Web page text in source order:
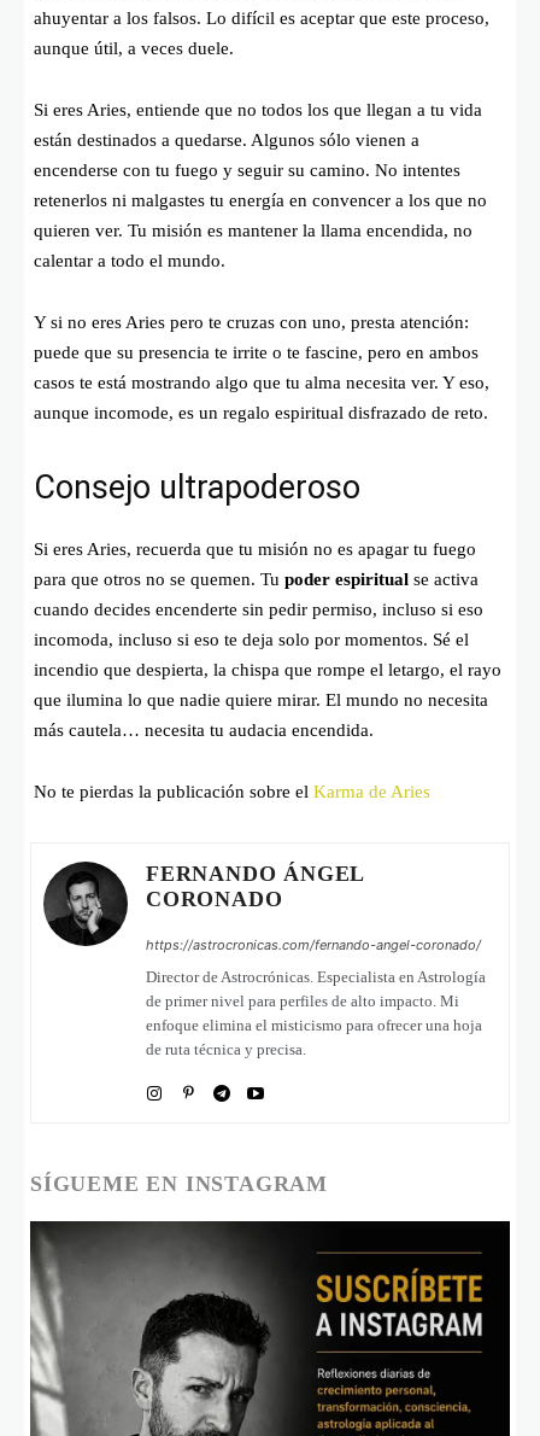
ahuyentar a los falsos. Lo difícil es aceptar que este proceso,
aunque útil, a veces duele.
Si eres Aries, entiende que no todos los que llegan a tu vida
están destinados a quedarse. Algunos sólo vienen a
encenderse con tu fuego y seguir su camino. No intentes
retenerlos ni malgastes tu energía en convencer a los que no
quieren ver. Tu misión es mantener la llama encendida, no
calentar a todo el mundo.
Y si no eres Aries pero te cruzas con uno, presta atención:
puede que su presencia te irrite o te fascine, pero en ambos
casos te está mostrando algo que tu alma necesita ver. Y eso,
aunque incomode, es un regalo espiritual disfrazado de reto.
Consejo ultrapoderoso
Si eres Aries, recuerda que tu misión no es apagar tu fuego
para que otros no se quemen. Tu poder espiritual se activa
cuando decides encenderte sin pedir permiso, incluso si eso
incomoda, incluso si eso te deja solo por momentos. Sé el
incendio que despierta, la chispa que rompe el letargo, el rayo
que ilumina lo que nadie quiere mirar. El mundo no necesita
más cautela… necesita tu audacia encendida.
No te pierdas la publicación sobre el Karma de Aries
FERNANDO ÁNGEL
CORONADO
https://astrocronicas.com/fernando-angel-coronado/
Director de Astrocrónicas. Especialista en Astrología
de primer nivel para perfiles de alto impacto. Mi
enfoque elimina el misticismo para ofrecer una hoja
de ruta técnica y precisa.
SÍGUEME EN INSTAGRAM